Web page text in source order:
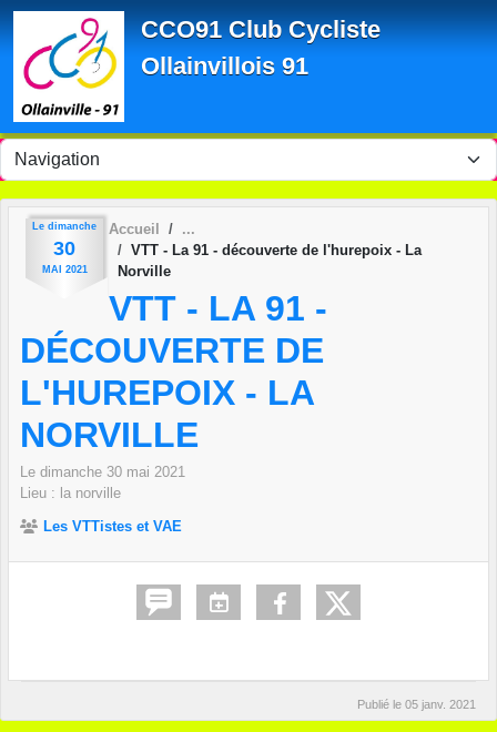
CCO91 Club Cycliste
Ollainvillois 91
Le dimanche
30
MAI 2021
Accueil
VTT - La 91 - découverte de l'hurepoix - La
Norville
VTT - LA 91 -
DÉCOUVERTE DE
L'HUREPOIX - LA
NORVILLE
Le dimanche 30 mai 2021
Lieu : la norville
Les VTTistes et VAE
Publié le 05 janv. 2021
Panneau de gestion des cookies